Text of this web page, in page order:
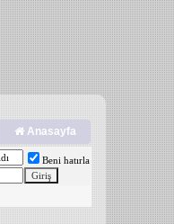
Anasayfa
Beni hatırla